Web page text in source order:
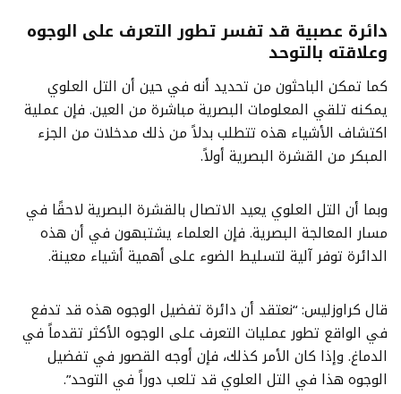
دائرة عصبية قد تفسر تطور التعرف على الوجوه
وعلاقته بالتوحد
كما تمكن الباحثون من تحديد أنه في حين أن التل العلوي
يمكنه تلقي المعلومات البصرية مباشرة من العين. فإن عملية
اكتشاف الأشياء هذه تتطلب بدلاً من ذلك مدخلات من الجزء
المبكر من القشرة البصرية أولاً.
وبما أن التل العلوي يعيد الاتصال بالقشرة البصرية لاحقًا في
مسار المعالجة البصرية. فإن العلماء يشتبهون في أن هذه
الدائرة توفر آلية لتسليط الضوء على أهمية أشياء معينة.
قال كراوزليس: “نعتقد أن دائرة تفضيل الوجوه هذه قد تدفع
في الواقع تطور عمليات التعرف على الوجوه الأكثر تقدماً في
الدماغ. وإذا كان الأمر كذلك، فإن أوجه القصور في تفضيل
الوجوه هذا في التل العلوي قد تلعب دوراً في التوحد”.